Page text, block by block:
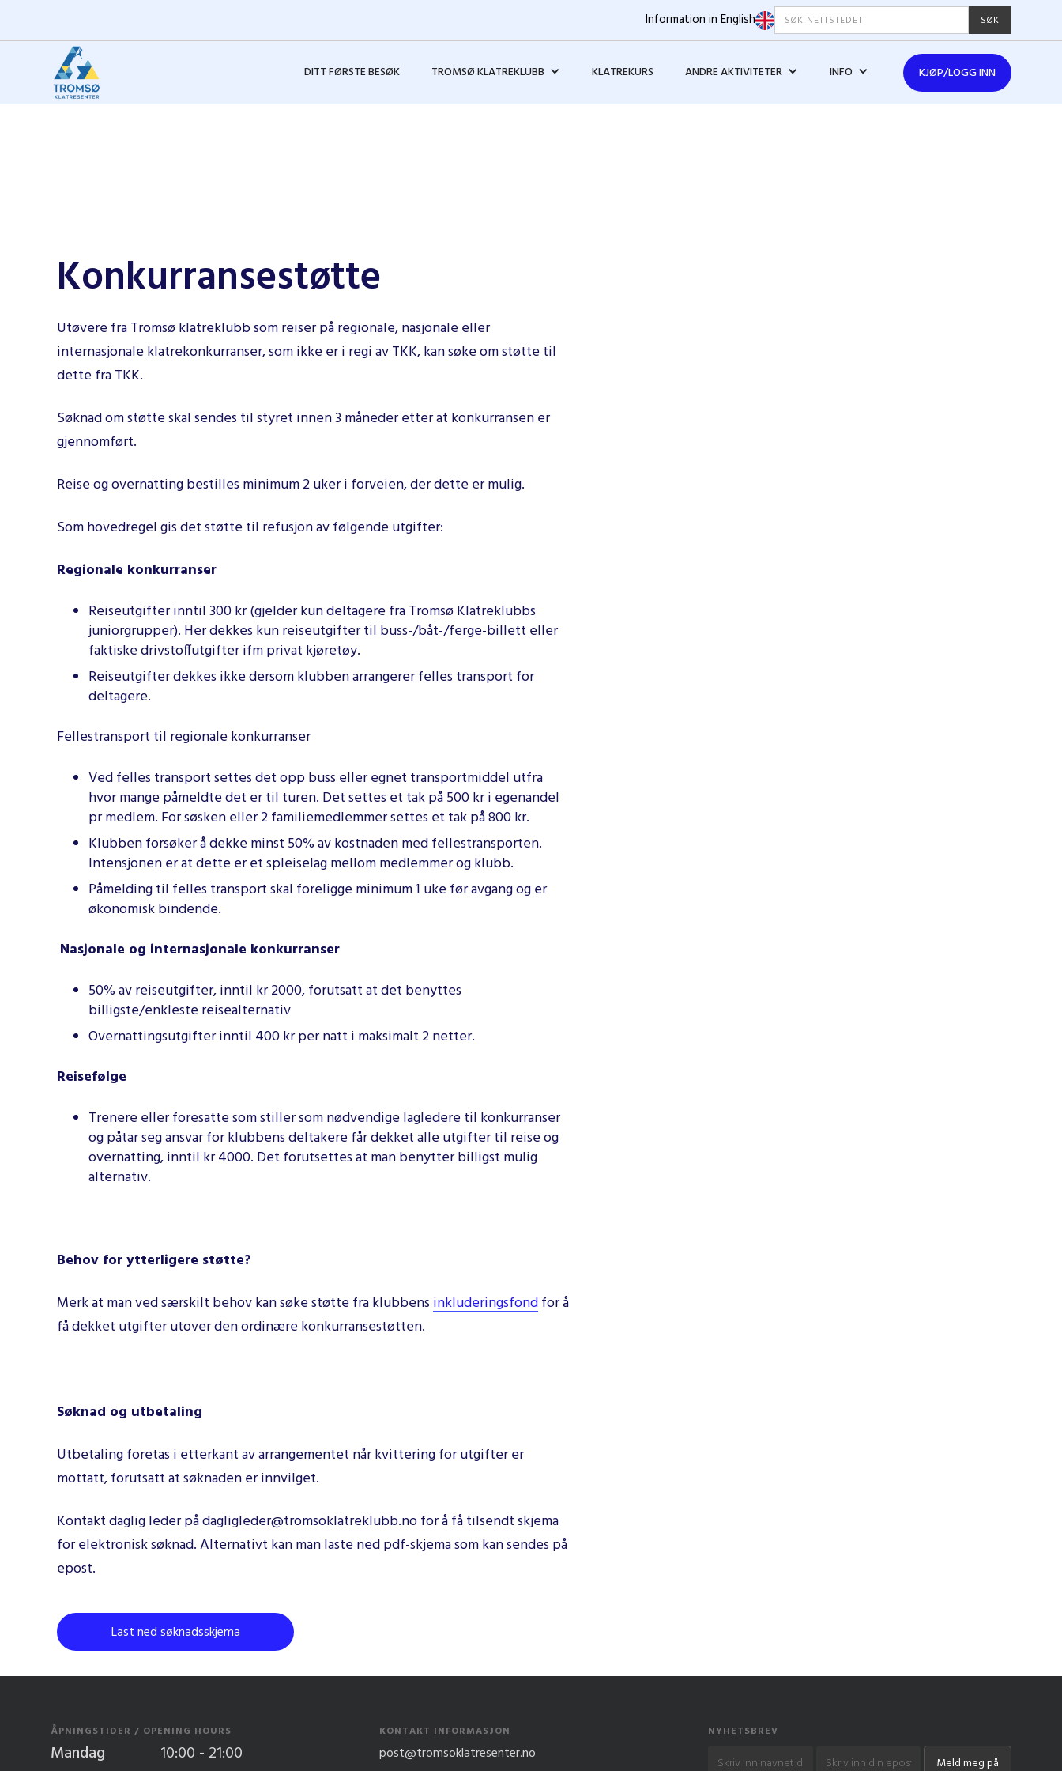
Information in English
DITT FØRSTE BESØK TROMSØ KLATREKLUBB KLATREKURS ANDRE AKTIVITETER INFO KJØP/LOGG INN
Konkurransestøtte
Utøvere fra Tromsø klatreklubb som reiser på regionale, nasjonale eller
internasjonale klatrekonkurranser, som ikke er i regi av TKK, kan søke om støtte til
dette fra TKK.
Søknad om støtte skal sendes til styret innen 3 måneder etter at konkurransen er
gjennomført.
Reise og overnatting bestilles minimum 2 uker i forveien, der dette er mulig.
Som hovedregel gis det støtte til refusjon av følgende utgifter:
Regionale konkurranser
Reiseutgifter inntil 300 kr (gjelder kun deltagere fra Tromsø Klatreklubbs
juniorgrupper). Her dekkes kun reiseutgifter til buss-/båt-/ferge-billett eller
faktiske drivstoffutgifter ifm privat kjøretøy.
Reiseutgifter dekkes ikke dersom klubben arrangerer felles transport for
deltagere.
Fellestransport til regionale konkurranser
Ved felles transport settes det opp buss eller egnet transportmiddel utfra
hvor mange påmeldte det er til turen. Det settes et tak på 500 kr i egenandel
pr medlem. For søsken eller 2 familiemedlemmer settes et tak på 800 kr.
Klubben forsøker å dekke minst 50% av kostnaden med fellestransporten.
Intensjonen er at dette er et spleiselag mellom medlemmer og klubb.
Påmelding til felles transport skal foreligge minimum 1 uke før avgang og er
økonomisk bindende.
Nasjonale og internasjonale konkurranser
50% av reiseutgifter, inntil kr 2000, forutsatt at det benyttes
billigste/enkleste reisealternativ
Overnattingsutgifter inntil 400 kr per natt i maksimalt 2 netter.
Reisefølge
Trenere eller foresatte som stiller som nødvendige lagledere til konkurranser
og påtar seg ansvar for klubbens deltakere får dekket alle utgifter til reise og
overnatting, inntil kr 4000. Det forutsettes at man benytter billigst mulig
alternativ.
Behov for ytterligere støtte?
Merk at man ved særskilt behov kan søke støtte fra klubbens inkluderingsfondfor å
få dekket utgifter utover den ordinære konkurransestøtten.
Søknad og utbetaling
Utbetaling foretas i etterkant av arrangementet når kvittering for utgifter er
mottatt, forutsatt at søknaden er innvilget.
Kontakt daglig leder på dagligleder@tromsoklatreklubb.no for å få tilsendt skjema
for elektronisk søknad. Alternativt kan man laste ned pdf-skjema som kan sendes på
epost.
Last ned søknadsskjema
ÅPNINGSTIDER / OPENING HOURS
Mandag
10:00 - 21:00
KONTAKT INFORMASJON
post@tromsoklatresenter.no
NYHETSBREV